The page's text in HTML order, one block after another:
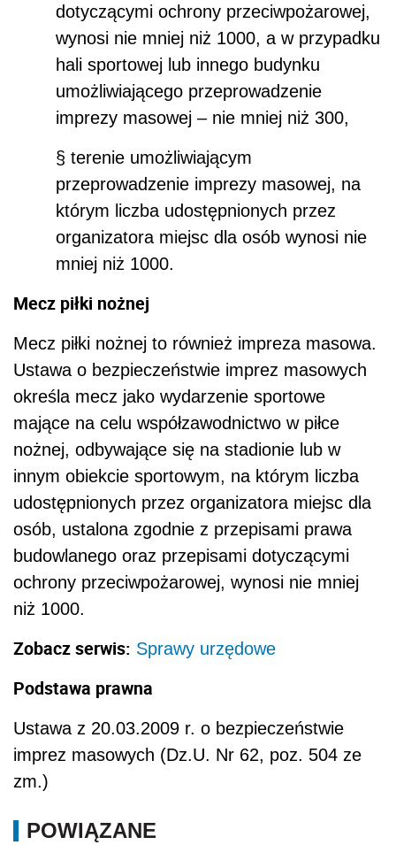
dotyczącymi ochrony przeciwpożarowej,
wynosi nie mniej niż 1000, a w przypadku
hali sportowej lub innego budynku
umożliwiającego przeprowadzenie
imprezy masowej – nie mniej niż 300,
§ terenie umożliwiającym
przeprowadzenie imprezy masowej, na
którym liczba udostępnionych przez
organizatora miejsc dla osób wynosi nie
mniej niż 1000.
Mecz piłki nożnej
Mecz piłki nożnej to również impreza masowa.
Ustawa o bezpieczeństwie imprez masowych
określa mecz jako wydarzenie sportowe
mające na celu współzawodnictwo w piłce
nożnej, odbywające się na stadionie lub w
innym obiekcie sportowym, na którym liczba
udostępnionych przez organizatora miejsc dla
osób, ustalona zgodnie z przepisami prawa
budowlanego oraz przepisami dotyczącymi
ochrony przeciwpożarowej, wynosi nie mniej
niż 1000.
Zobacz serwis: Sprawy urzędowe
Podstawa prawna
Ustawa z 20.03.2009 r. o bezpieczeństwie
imprez masowych (Dz.U. Nr 62, poz. 504 ze
zm.)
POWIĄZANE